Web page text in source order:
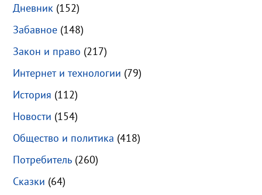
Дневник (152)
Забавное (148)
Закон и право (217)
Интернет и технологии (79)
История (112)
Новости (154)
Общество и политика (418)
Потребитель (260)
Сказки (64)